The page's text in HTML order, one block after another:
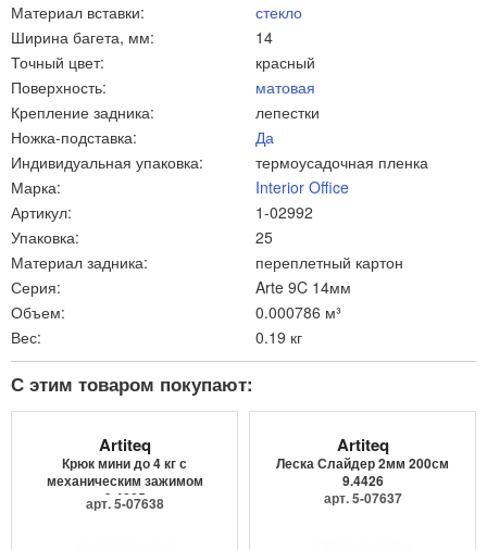
Материал вставки:
стекло
Ширина багета, мм:
14
Точный цвет:
красный
Поверхность:
матовая
Крепление задника:
лепестки
Ножка-подставка:
Да
Индивидуальная упаковка:
термоусадочная пленка
Марка:
Interior Office
Артикул:
1-02992
Упаковка:
25
Материал задника:
переплетный картон
Серия:
Arte 9C 14мм
Объем:
0.000786 м³
Вес:
0.19 кг
С этим товаром покупают:
Artiteq
Крюк мини до 4 кг с
механическим зажимом
9.4205
арт. 5-07638
Artiteq
Леска Слайдер 2мм 200см
9.4426
арт. 5-07637